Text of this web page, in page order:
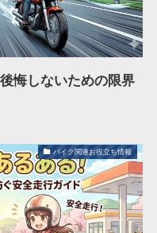
悔しないための限界
バイク関連お役立ち情報